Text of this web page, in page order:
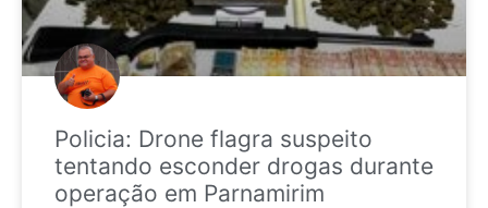
Policia: Drone flagra suspeito
tentando esconder drogas durante
operação em Parnamirim